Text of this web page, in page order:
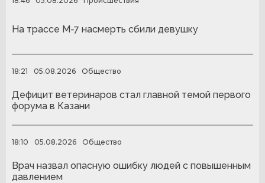
На трассе М-7 насмерть сбили девушку
18:21 05.08.2026 Общество
Дефицит ветеринаров стал главной темой первого
форума в Казани
18:10 05.08.2026 Общество
Врач назвал опасную ошибку людей с повышенным
давлением